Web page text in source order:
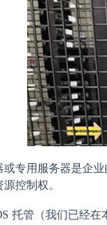
专用服务器是企
控制权。
托管（我们已经